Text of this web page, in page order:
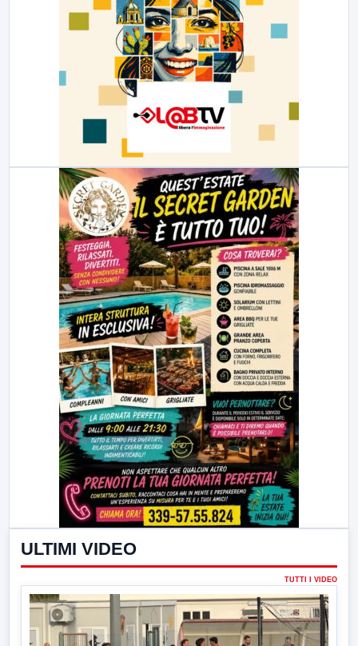
ULTIMI VIDEO
TUTTI I VIDEO